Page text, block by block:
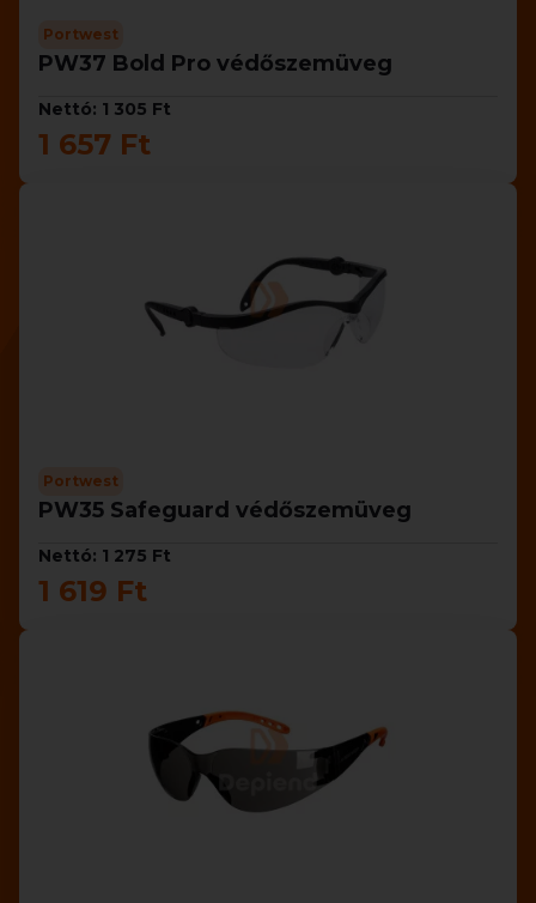
Portwest
PW37 Bold Pro védőszemüveg
Nettó: 1 305 Ft
1 657 Ft
Portwest
PW35 Safeguard védőszemüveg
Nettó: 1 275 Ft
1 619 Ft